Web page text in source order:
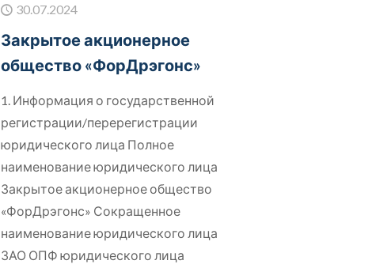
30.07.2024
Закрытое акционерное
общество «ФорДрэгонс»
1. Информация о государственной
регистрации/перерегистрации
юридического лица Полное
наименование юридического лица
Закрытое акционерное общество
«ФорДрэгонс» Сокращенное
наименование юридического лица
ЗАО ОПФ юридического лица